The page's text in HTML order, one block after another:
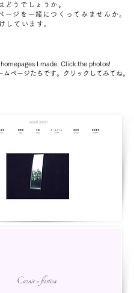
どうでしょうか。
ージを一緒につくってみませんか。
しています。
I made. Click the photos!
ムページたちです。クリックしてみてね。